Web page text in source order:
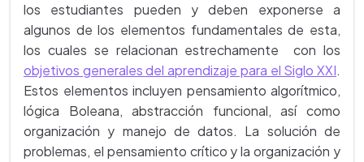
los estudiantes pueden y deben exponerse a
algunos de los elementos fundamentales de esta,
los cuales se relacionan estrechamente con los
objetivos generales del aprendizaje para el Siglo XXI.
Estos elementos incluyen pensamiento algorítmico,
lógica Boleana, abstracción funcional, así como
organización y manejo de datos. La solución de
problemas, el pensamiento crítico y la organización y